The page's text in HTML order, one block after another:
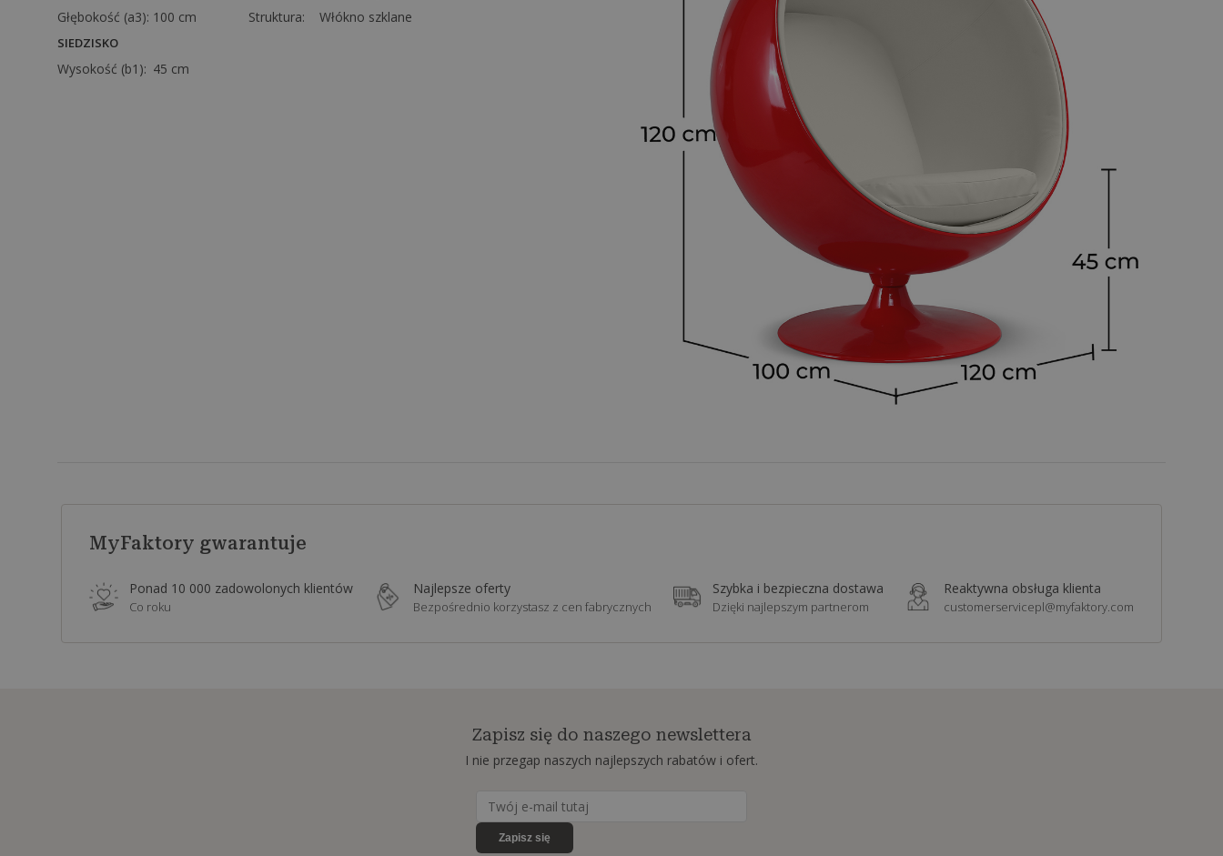
Głębokość (a3): 100 cm
SIEDZISKO
Wysokość (b1): 45 cm
Struktura:
Włókno szklane
MyFaktory gwarantuje
Ponad 10 000 zadowolonych klientów
Co roku
Najlepsze oferty
Bezpośrednio korzystasz z cen fabrycznych
Szybka i bezpieczna dostawa
Dzięki najlepszym partnerom
Reaktywna obsługa klienta
customerservicepl@myfaktory.com
Zapisz się do naszego newslettera
I nie przegap naszych najlepszych rabatów i ofert.
Zapisz się